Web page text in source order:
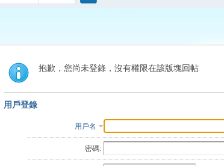
索
抱歉，您尚未登錄，沒有權限在該版塊回帖
用戶登錄
用戶名
密碼: